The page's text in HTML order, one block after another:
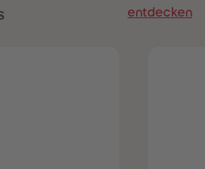
entdecken